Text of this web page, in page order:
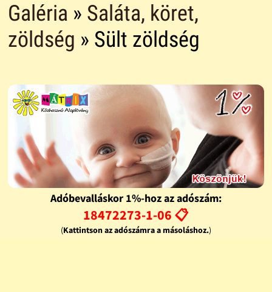
Galéria » Saláta, köret,
zöldség » Sült zöldség
Adóbevalláskor 1%-hoz az adószám:
18472273-1-06 📋
(Kattintson az adószámra a másoláshoz.)